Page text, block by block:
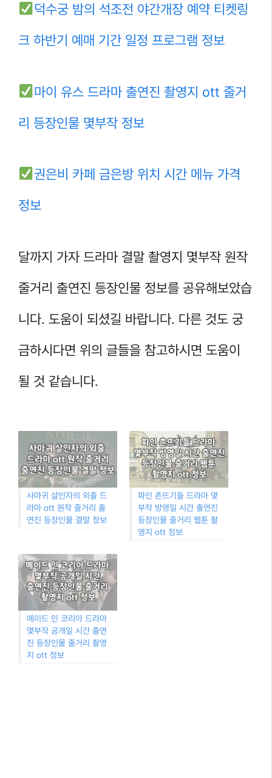
덕수궁 밤의 석조전 야간개장 예약 티켓링
크 하반기 예매 기간 일정 프로그램 정보
마이 유스 드라마 출연진 촬영지 ott 줄거
리 등장인물 몇부작 정보
권은비 카페 금은방 위치 시간 메뉴 가격
정보
달까지 가자 드라마 결말 촬영지 몇부작 원작
줄거리 출연진 등장인물 정보를 공유해보았습
니다. 도움이 되셨길 바랍니다. 다른 것도 궁
금하시다면 위의 글들을 참고하시면 도움이
될 것 같습니다.
사마귀 살인자의 외출 드
라마 ott 원작 줄거리 출
연진 등장인물 결말 정보
파인 촌뜨기들 드라마 몇
부작 방영일 시간 출연진
등장인물 줄거리 웹툰 촬
영지 ott 정보
메이드 인 코리아 드라마
몇부작 공개일 시간 출연
진 등장인물 줄거리 촬영
지 ott 정보